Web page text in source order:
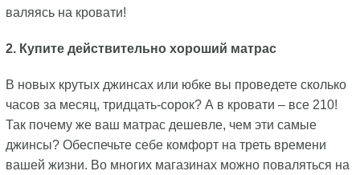
валяясь на кровати!
2. Купите действительно хороший матрас
В новых крутых джинсах или юбке вы проведете сколько
часов за месяц, тридцать-сорок? А в кровати – все 210!
Так почему же ваш матрас дешевле, чем эти самые
джинсы? Обеспечьте себе комфорт на треть времени
вашей жизни. Во многих магазинах можно поваляться на